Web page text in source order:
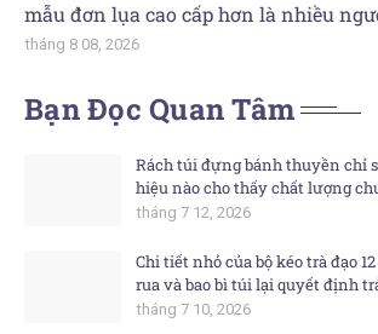
mẫu đơn lụa cao cấp hơn là nhiều
tháng 8 08, 2026
Bạn Đọc Quan Tâm
Rách túi đựng bánh thuyền chỉ
hiệu nào cho thấy chất lượng
tháng 7 12, 2026
Chi tiết nhỏ của bộ kéo trà đạo
rua và bao bì túi lại quyết định
tháng 7 10, 2026